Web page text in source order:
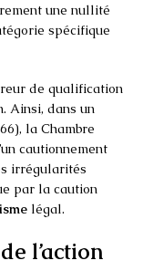
une nullité
spécifique
de qualification
Ainsi, dans un
la Chambre
cautionnement
irrégularités
par la caution
légal.
l’action